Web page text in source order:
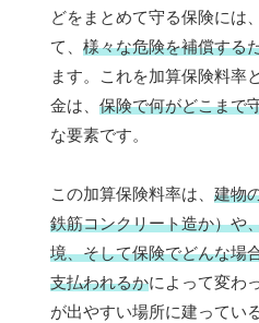
どをまとめて守る保険には
て、 様々な危険を補償する
ます。これを加算保険料率
金は、 保険で何がどこまで
な要素です。
この加算保険料率は、 建物
鉄筋コンクリート造か）や
境、そして保険でどんな場
支払われるかによって変わ
が出やすい場所に建ってい